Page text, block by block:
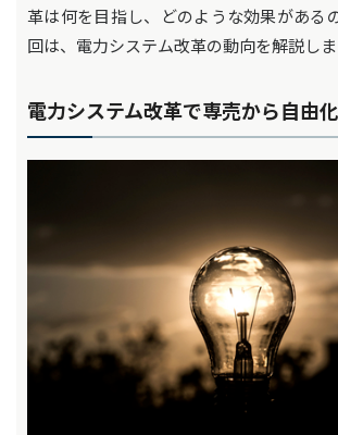
革は何を目指し、どのような効果がある
回は、電力システム改革の動向を解説しま
電力システム改革で専売から自由